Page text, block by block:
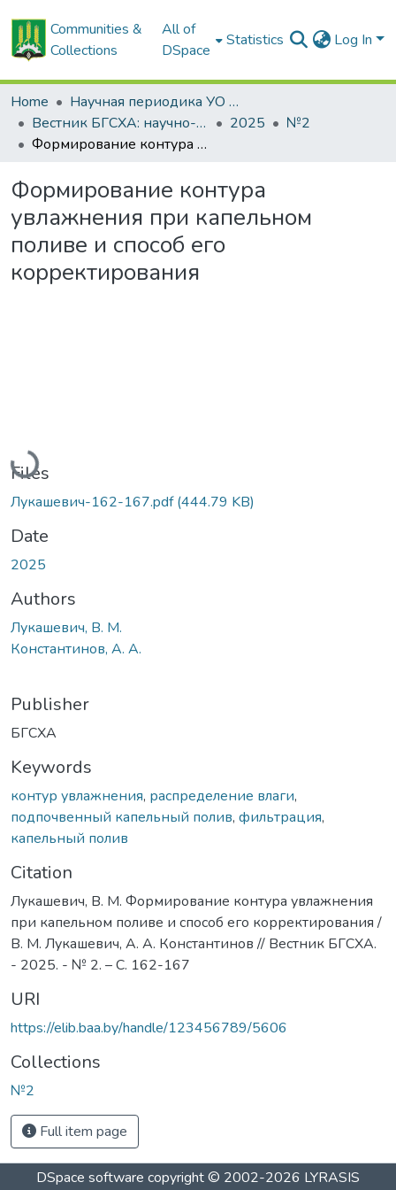
Communities &
Collections
All of
DSpace
Statistics Log In
Home
Научная периодика УО БГСХА
Вестник БГСХА: научно-методический журнал Белорусской государственной сельскохозяйственной академии
2025
№2
Формирование контура увлажнения при капельном поливе и способ его корректирования
Формирование контура
увлажнения при капельном
поливе и способ его
корректирования
Loading...
Files
Лукашевич-162-167.pdf(444.79 KB)
Date
2025
Authors
Лукашевич, В. М.
Константинов, А. А.
Publisher
БГСХА
Keywords
контур увлажнения, распределение влаги,
подпочвенный капельный полив, фильтрация,
капельный полив
Citation
Лукашевич, В. М. Формирование контура увлажнения
при капельном поливе и способ его корректирования /
В. М. Лукашевич, А. А. Константинов // Вестник БГСХА.
- 2025. - № 2. – С. 162-167
URI
https://elib.baa.by/handle/123456789/5606
Collections
№2
Full item page
DSpace software copyright © 2002-2026 LYRASIS